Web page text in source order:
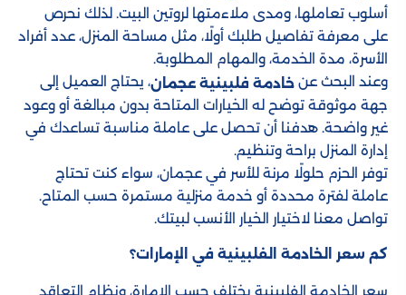
أسلوب تعاملها، ومدى ملاءمتها لروتين البيت. لذلك نحرص
على معرفة تفاصيل طلبك أولًا، مثل مساحة المنزل، عدد أفراد
الأسرة، مدة الخدمة، والمهام المطلوبة.
وعند البحث عن خادمة فلبينية عجمان، يحتاج العميل إلى
جهة موثوقة توضح له الخيارات المتاحة بدون مبالغة أو وعود
غير واضحة. هدفنا أن تحصل على عاملة مناسبة تساعدك في
إدارة المنزل براحة وتنظيم.
توفر الحزم حلولًا مرنة للأسر في عجمان، سواء كنت تحتاج
عاملة لفترة محددة أو خدمة منزلية مستمرة حسب المتاح.
تواصل معنا لاختيار الخيار الأنسب لبيتك.
كم سعر الخادمة الفلبينية في الإمارات؟
سعر الخادمة الفلبينية يختلف حسب الإمارة، ونظام التعاقد